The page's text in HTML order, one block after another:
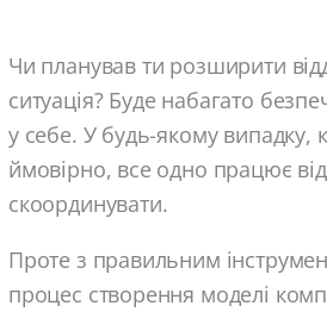
Чи планував ти розширити
ситуація? Буде набагато
у себе. У будь-якому випадку,
ймовірно, все одно працює
скоординувати.
Проте з правильним
процес створення моделі